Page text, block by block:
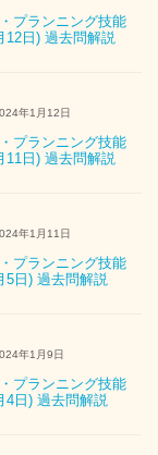
プランニング技能
12日) 過去問解説
年1月12日
プランニング技能
11日) 過去問解説
年1月11日
プランニング技能
5日) 過去問解説
年1月9日
プランニング技能
4日) 過去問解説